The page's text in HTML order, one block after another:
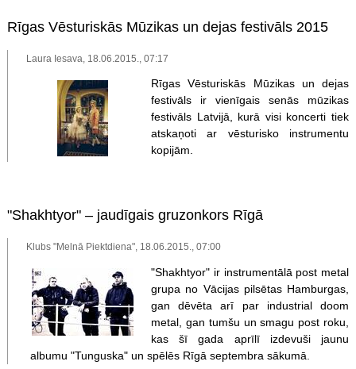
Rīgas Vēsturiskās Mūzikas un dejas festivāls 2015
Laura Iesava, 18.06.2015., 07:17
Rīgas Vēsturiskās Mūzikas un dejas
festivāls ir vienīgais senās mūzikas
festivāls Latvijā, kurā visi koncerti tiek
atskaņoti ar vēsturisko instrumentu
kopijām.
"Shakhtyor" – jaudīgais gruzonkors Rīgā
Klubs "Melnā Piektdiena", 18.06.2015., 07:00
"Shakhtyor" ir instrumentālā post metal
grupa no Vācijas pilsētas Hamburgas,
gan dēvēta arī par industrial doom
metal, gan tumšu un smagu post roku,
kas šī gada aprīlī izdevuši jaunu
albumu "Tunguska" un spēlēs Rīgā septembra sākumā.